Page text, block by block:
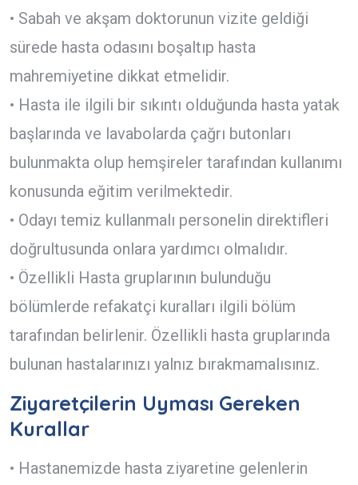
• Sabah ve akşam doktorunun vizite geldiği
sürede hasta odasını boşaltıp hasta
mahremiyetine dikkat etmelidir.
• Hasta ile ilgili bir sıkıntı olduğunda hasta yatak
başlarında ve lavabolarda çağrı butonları
bulunmakta olup hemşireler tarafından kullanımı
konusunda eğitim verilmektedir.
• Odayı temiz kullanmalı personelin direktifleri
doğrultusunda onlara yardımcı olmalıdır.
• Özellikli Hasta gruplarının bulunduğu
bölümlerde refakatçi kuralları ilgili bölüm
tarafından belirlenir. Özellikli hasta gruplarında
bulunan hastalarınızı yalnız bırakmamalısınız.
Ziyaretçilerin Uyması Gereken
Kurallar
• Hastanemizde hasta ziyaretine gelenlerin